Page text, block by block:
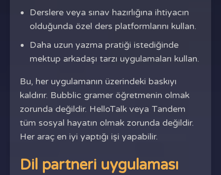
Derslere veya sınav hazırlığına ihtiyacın
olduğunda özel ders platformlarını kullan.
Daha uzun yazma pratiği istediğinde
mektup arkadaşı tarzı uygulamaları kullan.
Bu, her uygulamanın üzerindeki baskıyı
kaldırır. Bubblic gramer öğretmenin olmak
zorunda değildir. HelloTalk veya Tandem
tüm sosyal hayatın olmak zorunda değildir.
Her araç en iyi yaptığı işi yapabilir.
Dil partneri uygulaması